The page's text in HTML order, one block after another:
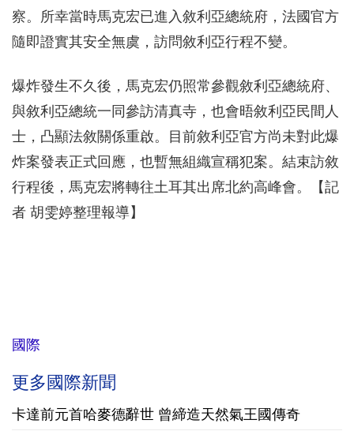
察。所幸當時馬克宏已進入敘利亞總統府，法國官方
隨即證實其安全無虞，訪問敘利亞行程不變。
爆炸發生不久後，馬克宏仍照常參觀敘利亞總統府、
與敘利亞總統一同參訪清真寺，也會晤敘利亞民間人
士，凸顯法敘關係重啟。目前敘利亞官方尚未對此爆
炸案發表正式回應，也暫無組織宣稱犯案。結束訪敘
行程後，馬克宏將轉往土耳其出席北約高峰會。【記
者 胡雯婷整理報導】
國際
更多國際新聞
卡達前元首哈麥德辭世 曾締造天然氣王國傳奇